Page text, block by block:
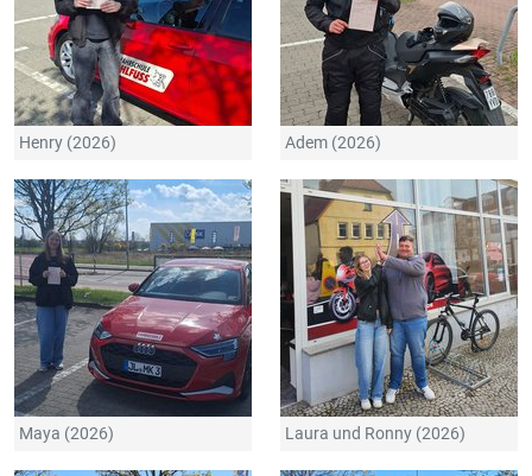
Henry (2026) Adem (2026)
Maya (2026) Laura und Ronny (2026)